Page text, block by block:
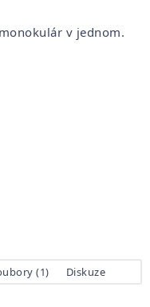
v jednom.
(1) Diskuze